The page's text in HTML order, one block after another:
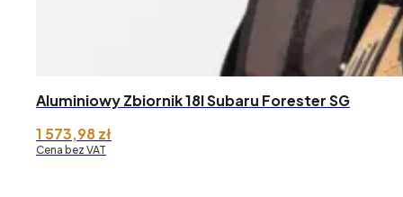
Aluminiowy Zbiornik 18l Subaru Forester SG
1 573,98zł
Cena bez VAT